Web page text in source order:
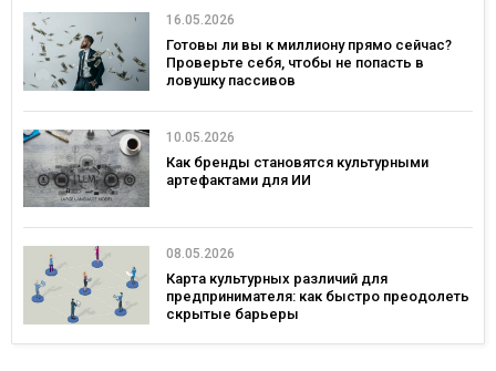
16.05.2026
Готовы ли вы к миллиону прямо сейчас?
Проверьте себя, чтобы не попасть в
ловушку пассивов
10.05.2026
Как бренды становятся культурными
артефактами для ИИ
08.05.2026
Карта культурных различий для
предпринимателя: как быстро преодолеть
скрытые барьеры